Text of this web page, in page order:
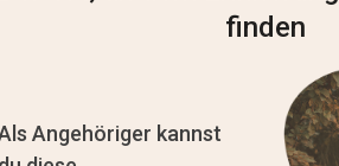
finden
Angehöriger kannst